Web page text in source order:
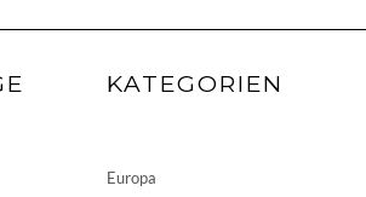
KATEGORIEN
Europa